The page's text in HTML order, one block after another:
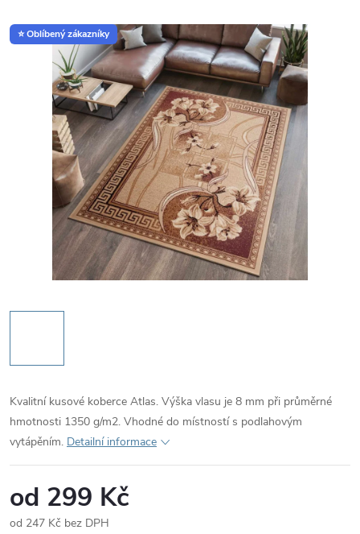
⭐ Oblíbený zákazníky
Kvalitní kusové koberce Atlas. Výška vlasu je 8 mm při průměrné
hmotnosti 1350 g/m2. Vhodné do místností s podlahovým
vytápěním. Detailní informace
od 299 Kč
od 247 Kč bez DPH